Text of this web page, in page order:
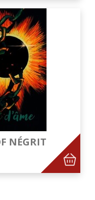
NÉGRIT